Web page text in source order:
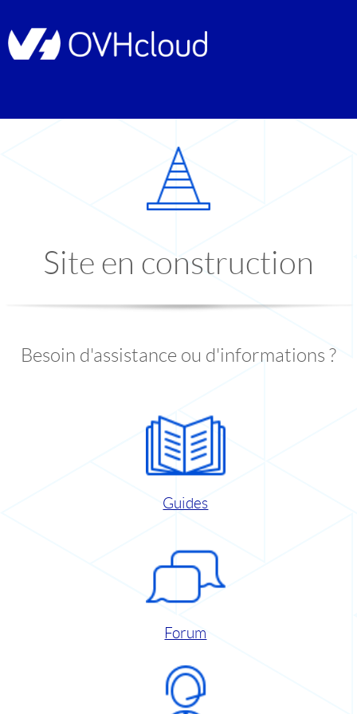
Site en construction
Besoin d'assistance ou d'informations ?
Guides
Forum